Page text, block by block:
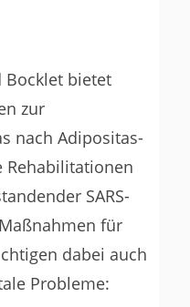
Bocklet bietet
zur
nach Adipositas-
Rehabilitationen
SARS-
für
dabei auch
Probleme: